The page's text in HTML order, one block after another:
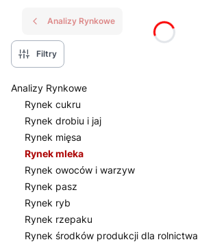
Analizy Rynkowe
Filtry
Analizy Rynkowe
Rynek cukru
Rynek drobiu i jaj
Rynek mięsa
Rynek mleka
Rynek owoców i warzyw
Rynek pasz
Rynek ryb
Rynek rzepaku
Rynek środków produkcji dla rolnictwa